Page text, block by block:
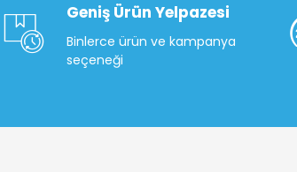
Geniş Ürün Yelpazesi
Binlerce ürün ve kampanya
seçeneği